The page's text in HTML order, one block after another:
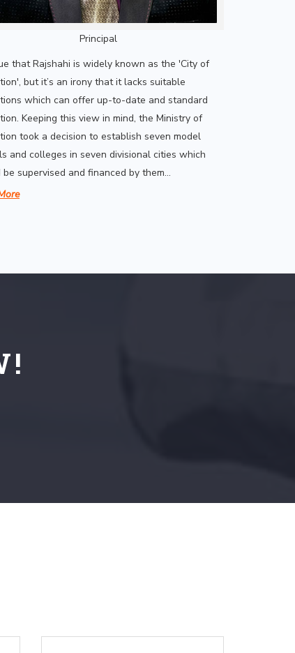
Principal
that Rajshahi is widely known as the 'City of
but it’s an irony that it lacks suitable
which can offer up-to-date and standard
Keeping this view in mind, the Ministry of
took a decision to establish seven model
and colleges in seven divisional cities which
supervised and financed by them...